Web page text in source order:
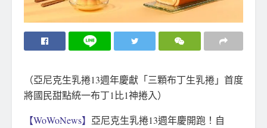
（亞尼克生乳捲13週年慶獻「三顆布丁生乳捲」首度
將國民甜點統一布丁1比1神捲入）
【WoWoNews】 亞尼克生乳捲13週年慶開跑！自